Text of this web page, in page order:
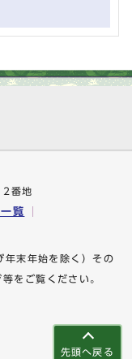
先頭へ戻る
12番地
覧
末年始を除く）その
をご覧ください。